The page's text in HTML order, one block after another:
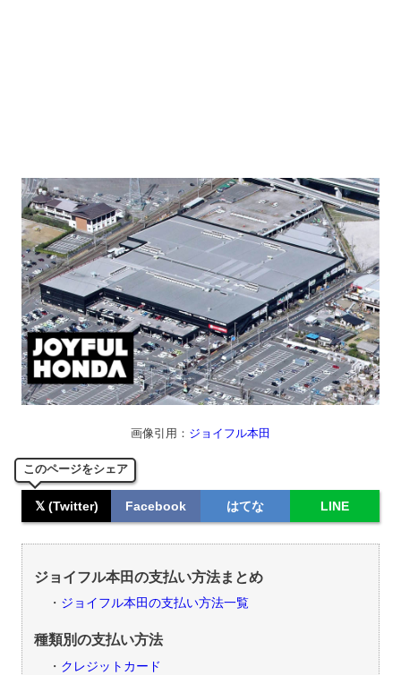
画像引用： ジョイフル本田
このページをシェア
𝕏 (Twitter) Facebook はてな LINE
ジョイフル本田の支払い方法まとめ
ジョイフル本田の支払い方法一覧
種類別の支払い方法
クレジットカード